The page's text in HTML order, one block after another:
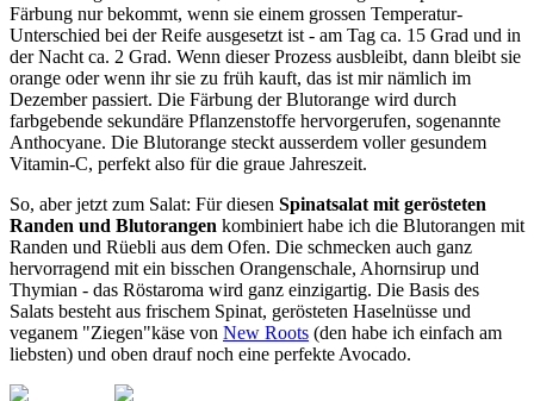
Färbung nur bekommt, wenn sie einem grossen Temperatur-
Unterschied bei der Reife ausgesetzt ist - am Tag ca. 15 Grad und in
der Nacht ca. 2 Grad. Wenn dieser Prozess ausbleibt, dann bleibt sie
orange oder wenn ihr sie zu früh kauft, das ist mir nämlich im
Dezember passiert. Die Färbung der Blutorange wird durch
farbgebende sekundäre Pflanzenstoffe hervorgerufen, sogenannte
Anthocyane. Die Blutorange steckt ausserdem voller gesundem
Vitamin-C, perfekt also für die graue Jahreszeit.
So, aber jetzt zum Salat: Für diesen Spinatsalat mit gerösteten
Randen und Blutorangen kombiniert habe ich die Blutorangen mit
Randen und Rüebli aus dem Ofen. Die schmecken auch ganz
hervorragend mit ein bisschen Orangenschale, Ahornsirup und
Thymian - das Röstaroma wird ganz einzigartig. Die Basis des
Salats besteht aus frischem Spinat, gerösteten Haselnüsse und
veganem "Ziegen"käse von New Roots (den habe ich einfach am
liebsten) und oben drauf noch eine perfekte Avocado.